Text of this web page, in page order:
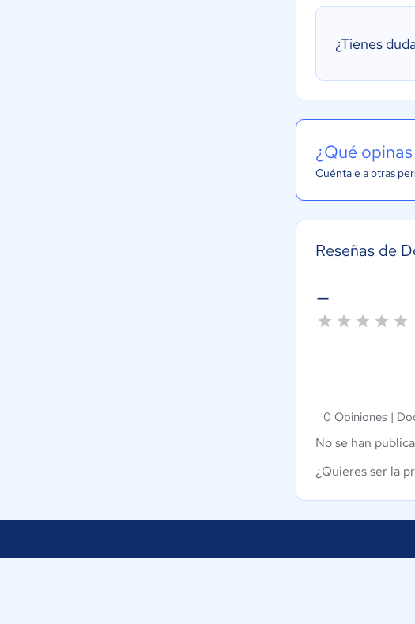
¿Tienes
¿Qué
Cuéntale a otras
Reseñas de
-
0 Opiniones |
No se han
¿Quieres ser la